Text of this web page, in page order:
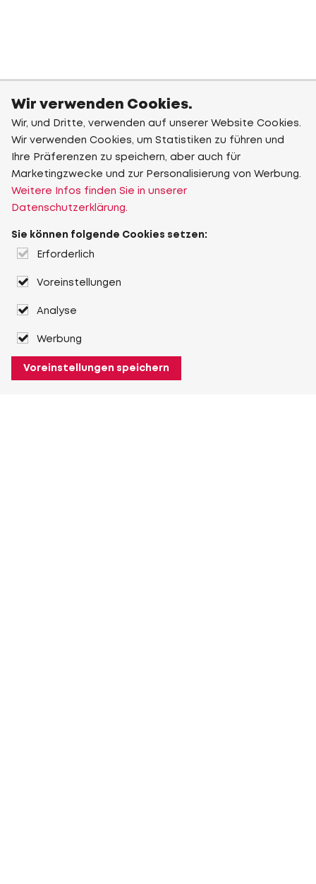
Wir verwenden Cookies.
Wir, und Dritte, verwenden auf unserer Website Cookies.
Wir verwenden Cookies, um Statistiken zu führen und
Ihre Präferenzen zu speichern, aber auch für
Marketingzwecke und zur Personalisierung von Werbung.
Weitere Infos finden Sie in unserer
Datenschutzerklärung.
Sie können folgende Cookies setzen:
Erforderlich
Voreinstellungen
Analyse
Werbung
Voreinstellungen speichern